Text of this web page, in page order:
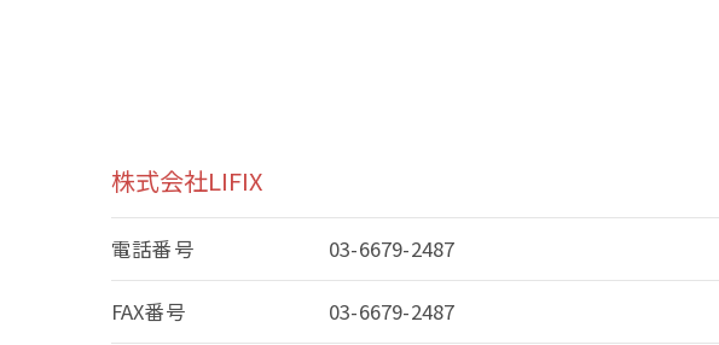
株式会社LIFIX
電話番号 03-6679-2487
FAX番号 03-6679-2487